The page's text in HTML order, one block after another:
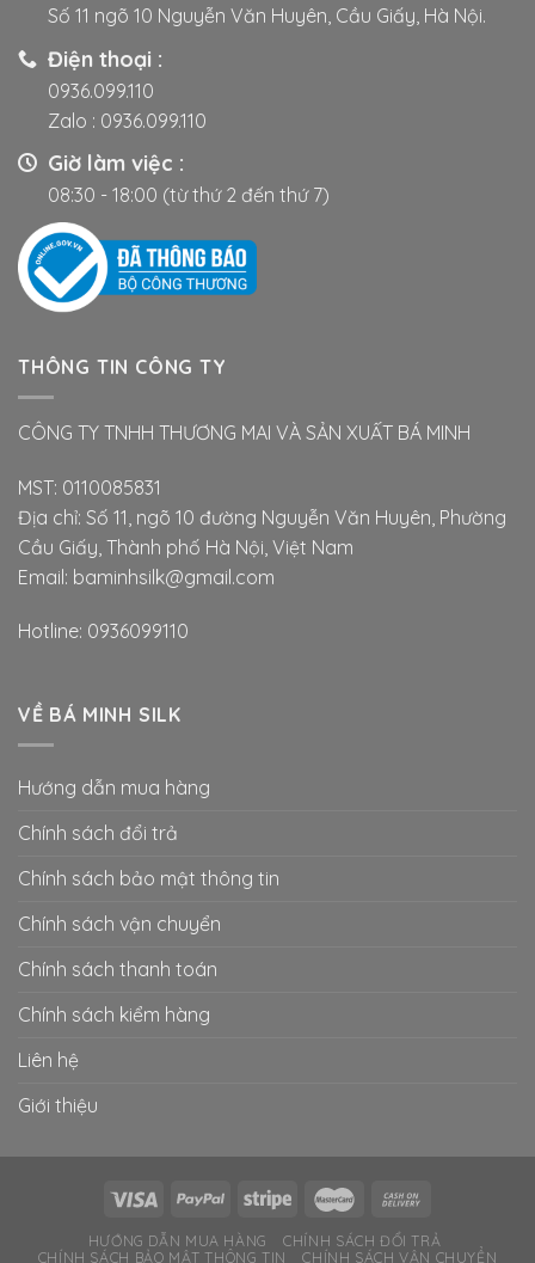
Số 11 ngõ 10 Nguyễn Văn Huyên, Cầu Giấy, Hà Nội.
Điện thoại :
0936.099.110
Zalo : 0936.099.110
Giờ làm việc :
08:30 - 18:00 (từ thứ 2 đến thứ 7)
THÔNG TIN CÔNG TY
CÔNG TY TNHH THƯƠNG MAI VÀ SẢN XUẤT BÁ MINH
MST: 0110085831
Địa chỉ: Số 11, ngõ 10 đường Nguyễn Văn Huyên, Phường
Cầu Giấy, Thành phố Hà Nội, Việt Nam
Email: baminhsilk@gmail.com
Hotline: 0936099110
VỀ BÁ MINH SILK
Hướng dẫn mua hàng
Chính sách đổi trả
Chính sách bảo mật thông tin
Chính sách vận chuyển
Chính sách thanh toán
Chính sách kiểm hàng
Liên hệ
Giới thiệu
HƯỚNG DẪN MUA HÀNG
CHÍNH SÁCH ĐỔI TRẢ
CHÍNH SÁCH BẢO MẬT THÔNG TIN
CHÍNH SÁCH VẬN CHUYỂN